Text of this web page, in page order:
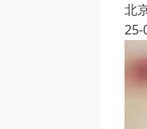
北
25-